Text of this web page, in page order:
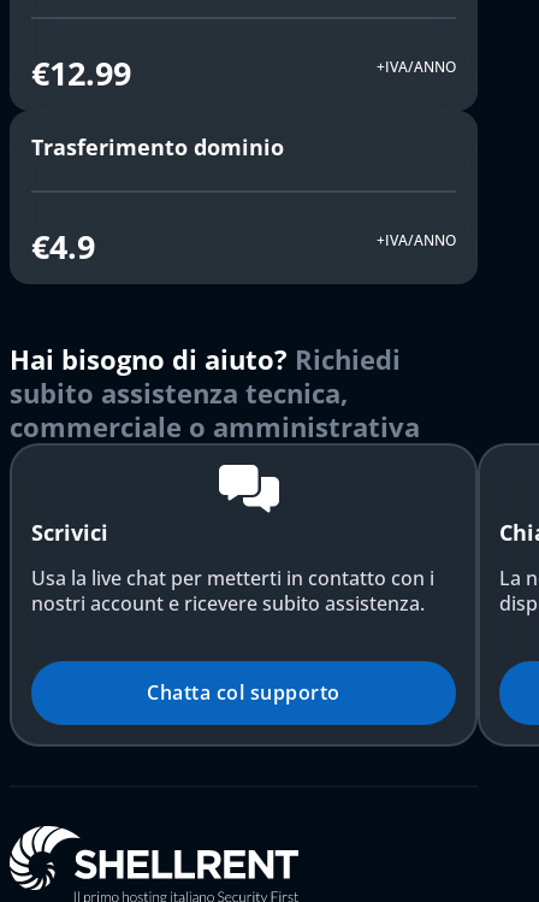
€12.99 +IVA/ANNO
Trasferimento dominio
€4.9 +IVA/ANNO
Hai bisogno di aiuto? Richiedi
subito assistenza tecnica,
commerciale o amministrativa
Scrivici
Usa la live chat per metterti in contatto con i
nostri account e ricevere subito assistenza.
Chatta col supporto
La